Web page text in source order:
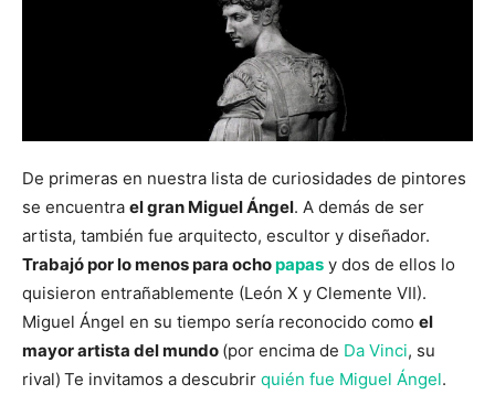
De primeras en nuestra lista de curiosidades de pintores
se encuentra el gran Miguel Ángel. A demás de ser
artista, también fue arquitecto, escultor y diseñador.
Trabajó por lo menos para ochopapas y dos de ellos lo
quisieron entrañablemente (León X y Clemente VII).
Miguel Ángel en su tiempo sería reconocido como el
mayor artista del mundo (por encima de Da Vinci, su
rival) Te invitamos a descubrir quién fue Miguel Ángel.